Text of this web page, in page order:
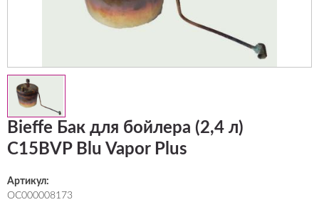
Bieffe Бак для бойлера (2,4 л)
C15BVP Blu Vapor Plus
Артикул:
ОС000008173